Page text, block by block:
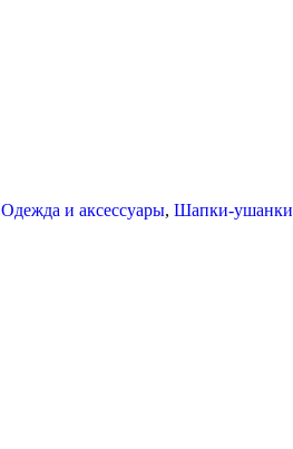
Одежда и аксессуары, Шапки-ушанки